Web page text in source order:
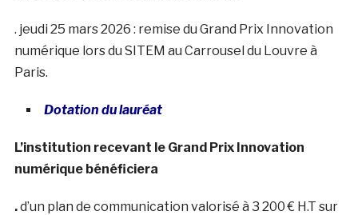
. jeudi 25 mars 2026 : remise du Grand Prix Innovation
numérique lors du SITEM au Carrousel du Louvre à
Paris.
Dotation du lauréat
L’institution recevant le Grand Prix Innovation
numérique bénéficiera
.d’un plan de communication valorisé à 3 200 € H.T sur